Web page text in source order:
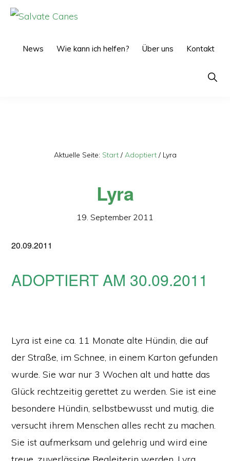
Zur
Zum
News Wie kann ich helfen? Über uns Kontakt
Show
Aktuelle Seite: Start / Adoptiert /Lyra
Lyra
19. September 2011
20.09.2011
ADOPTIERT AM 30.09.2011
Lyra ist eine ca. 11 Monate alte Hündin, die auf
der Straße, im Schnee, in einem Karton gefunden
wurde. Sie war nur 3 Wochen alt und hatte das
Glück rechtzeitig gerettet zu werden. Sie ist eine
besondere Hündin, selbstbewusst und mutig, die
versucht ihrem Menschen alles recht zu machen.
Sie ist aufmerksam und gelehrig und wird eine